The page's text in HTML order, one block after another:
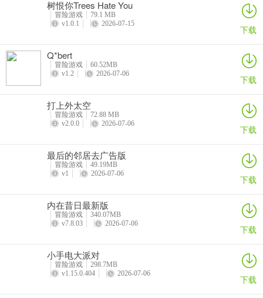
树恨你Trees Hate You
冒险游戏
79.1 MB
v1.0.1
2026-07-15 下载
Q*bert
冒险游戏
60.52MB
v1.2
2026-07-06 下载
打上外太空
冒险游戏
72.88 MB
v2.0.0
2026-07-06 下载
最后的邻居去广告版
冒险游戏
49.19MB
v1
2026-07-06 下载
内在昔日最新版
冒险游戏
340.07MB
v7.8.03
2026-07-06 下载
小手电大派对
冒险游戏
298.7MB
v1.15.0.404
2026-07-06 下载